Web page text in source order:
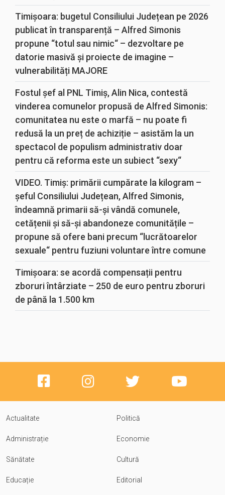
Timișoara: bugetul Consiliului Județean pe 2026
publicat în transparență – Alfred Simonis
propune “totul sau nimic“ – dezvoltare pe
datorie masivă și proiecte de imagine –
vulnerabilități MAJORE
Fostul șef al PNL Timiș, Alin Nica, contestă
vinderea comunelor propusă de Alfred Simonis:
comunitatea nu este o marfă – nu poate fi
redusă la un preț de achiziție – asistăm la un
spectacol de populism administrativ doar
pentru că reforma este un subiect “sexy“
VIDEO. Timiș: primării cumpărate la kilogram –
șeful Consiliului Județean, Alfred Simonis,
îndeamnă primarii să-și vândă comunele,
cetățenii și să-și abandoneze comunitățile –
propune să ofere bani precum “lucrătoarelor
sexuale“ pentru fuziuni voluntare între comune
Timișoara: se acordă compensații pentru
zboruri întârziate – 250 de euro pentru zboruri
de până la 1.500 km
Actualitate Politică
Administrație Economie
Sănătate Cultură
Educație Editorial